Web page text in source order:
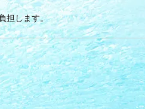
担します。